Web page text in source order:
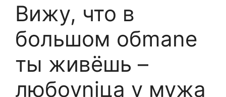
Вижу, что в
большом обmаnе
ты живёшь –
любоvniца у мужа